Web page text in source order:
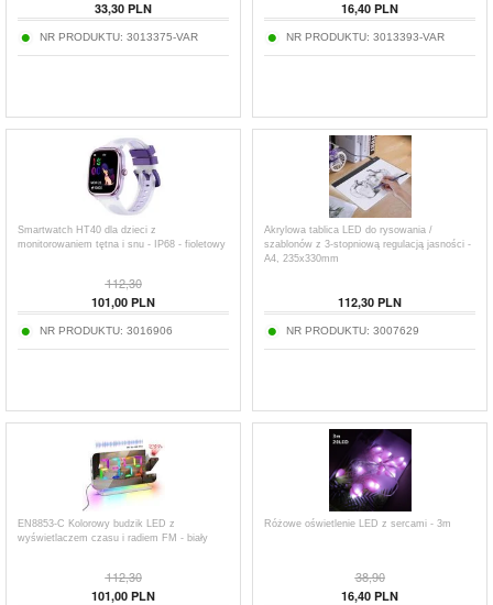
33,30 PLN
NR PRODUKTU: 3013375-VAR
16,40 PLN
NR PRODUKTU: 3013393-VAR
Smartwatch HT40 dla dzieci z
monitorowaniem tętna i snu - IP68 - fioletowy
112,30
101,00 PLN
NR PRODUKTU: 3016906
Akrylowa tablica LED do rysowania /
szablonów z 3-stopniową regulacją jasności -
A4, 235x330mm
112,30 PLN
NR PRODUKTU: 3007629
EN8853-C Kolorowy budzik LED z
wyświetlaczem czasu i radiem FM - biały
112,30
101,00 PLN
Różowe oświetlenie LED z sercami - 3m
38,90
16,40 PLN